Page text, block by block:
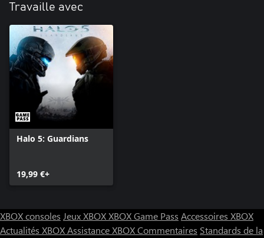
Travaille avec
Halo 5: Guardians
19,99 €+
XBOX consoles Jeux XBOXXBOX Game Pass Accessoires XBOX
Actualités XBOXAssistance XBOXCommentaires Standards de la